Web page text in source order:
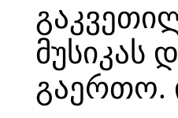
მუსიკას
გაერთო.